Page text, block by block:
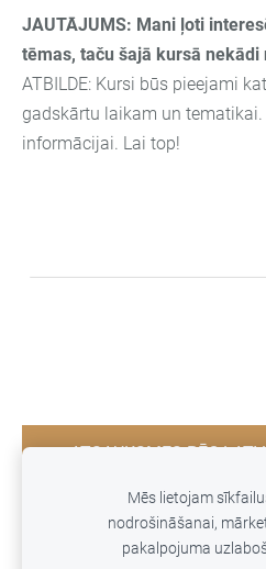
JAUTĀJUMS: Mani ļoti
tēmas, taču šajā kursā
ATBILDE: Kursi būs pieejami
gadskārtu laikam un
informācijai. Lai top!
ATSAUKSMES PĒC
Mēs lietojam
nodrošināšanai,
pakalpojuma